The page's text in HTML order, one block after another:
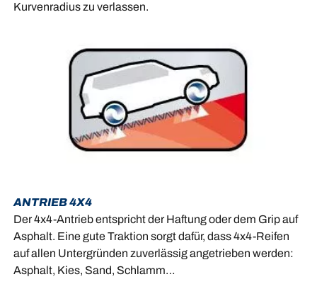
Kurvenradius zu verlassen.
ANTRIEB 4X4
Der 4x4-Antrieb entspricht der Haftung oder dem Grip auf
Asphalt. Eine gute Traktion sorgt dafür, dass 4x4-Reifen
auf allen Untergründen zuverlässig angetrieben werden:
Asphalt, Kies, Sand, Schlamm…